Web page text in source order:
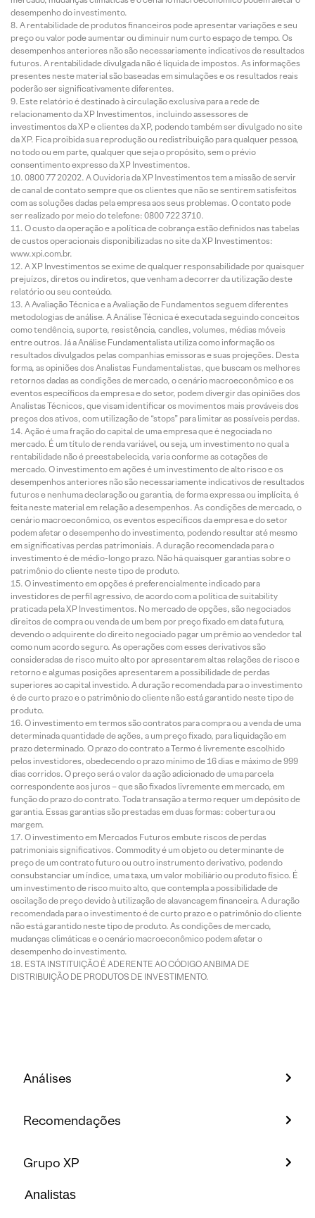
desempenho do investimento.
A rentabilidade de produtos financeiros pode apresentar variações e seu
preço ou valor pode aumentar ou diminuir num curto espaço de tempo. Os
desempenhos anteriores não são necessariamente indicativos de resultados
futuros. A rentabilidade divulgada não é líquida de impostos. As informações
presentes neste material são baseadas em simulações e os resultados reais
poderão ser significativamente diferentes.
Este relatório é destinado à circulação exclusiva para a rede de
relacionamento da XP Investimentos, incluindo assessores de
investimentos da XP e clientes da XP, podendo também ser divulgado no site
da XP. Fica proibida sua reprodução ou redistribuição para qualquer pessoa,
no todo ou em parte, qualquer que seja o propósito, sem o prévio
consentimento expresso da XP Investimentos.
0800 77 20202. A Ouvidoria da XP Investimentos tem a missão de servir
de canal de contato sempre que os clientes que não se sentirem satisfeitos
com as soluções dadas pela empresa aos seus problemas. O contato pode
ser realizado por meio do telefone: 0800 722 3710.
O custo da operação e a política de cobrança estão definidos nas tabelas
de custos operacionais disponibilizadas no site da XP Investimentos:
www.xpi.com.br.
A XP Investimentos se exime de qualquer responsabilidade por quaisquer
prejuízos, diretos ou indiretos, que venham a decorrer da utilização deste
relatório ou seu conteúdo.
A Avaliação Técnica e a Avaliação de Fundamentos seguem diferentes
metodologias de análise. A Análise Técnica é executada seguindo conceitos
como tendência, suporte, resistência, candles, volumes, médias móveis
entre outros. Já a Análise Fundamentalista utiliza como informação os
resultados divulgados pelas companhias emissoras e suas projeções. Desta
forma, as opiniões dos Analistas Fundamentalistas, que buscam os melhores
retornos dadas as condições de mercado, o cenário macroeconômico e os
eventos específicos da empresa e do setor, podem divergir das opiniões dos
Analistas Técnicos, que visam identificar os movimentos mais prováveis dos
preços dos ativos, com utilização de “stops” para limitar as possíveis perdas.
Ação é uma fração do capital de uma empresa que é negociada no
mercado. É um título de renda variável, ou seja, um investimento no qual a
rentabilidade não é preestabelecida, varia conforme as cotações de
mercado. O investimento em ações é um investimento de alto risco e os
desempenhos anteriores não são necessariamente indicativos de resultados
futuros e nenhuma declaração ou garantia, de forma expressa ou implícita, é
feita neste material em relação a desempenhos. As condições de mercado, o
cenário macroeconômico, os eventos específicos da empresa e do setor
podem afetar o desempenho do investimento, podendo resultar até mesmo
em significativas perdas patrimoniais. A duração recomendada para o
investimento é de médio-longo prazo. Não há quaisquer garantias sobre o
patrimônio do cliente neste tipo de produto.
O investimento em opções é preferencialmente indicado para
investidores de perfil agressivo, de acordo com a política de suitability
praticada pela XP Investimentos. No mercado de opções, são negociados
direitos de compra ou venda de um bem por preço fixado em data futura,
devendo o adquirente do direito negociado pagar um prêmio ao vendedor tal
como num acordo seguro. As operações com esses derivativos são
consideradas de risco muito alto por apresentarem altas relações de risco e
retorno e algumas posições apresentarem a possibilidade de perdas
superiores ao capital investido. A duração recomendada para o investimento
é de curto prazo e o patrimônio do cliente não está garantido neste tipo de
produto.
O investimento em termos são contratos para compra ou a venda de uma
determinada quantidade de ações, a um preço fixado, para liquidação em
prazo determinado. O prazo do contrato a Termo é livremente escolhido
pelos investidores, obedecendo o prazo mínimo de 16 dias e máximo de 999
dias corridos. O preço será o valor da ação adicionado de uma parcela
correspondente aos juros – que são fixados livremente em mercado, em
função do prazo do contrato. Toda transação a termo requer um depósito de
garantia. Essas garantias são prestadas em duas formas: cobertura ou
margem.
O investimento em Mercados Futuros embute riscos de perdas
patrimoniais significativos. Commodity é um objeto ou determinante de
preço de um contrato futuro ou outro instrumento derivativo, podendo
consubstanciar um índice, uma taxa, um valor mobiliário ou produto físico. É
um investimento de risco muito alto, que contempla a possibilidade de
oscilação de preço devido à utilização de alavancagem financeira. A duração
recomendada para o investimento é de curto prazo e o patrimônio do cliente
não está garantido neste tipo de produto. As condições de mercado,
mudanças climáticas e o cenário macroeconômico podem afetar o
desempenho do investimento.
ESTA INSTITUIÇÃO É ADERENTE AO CÓDIGO ANBIMA DE
DISTRIBUIÇÃO DE PRODUTOS DE INVESTIMENTO.
Análises
Recomendações
Grupo XP
Analistas